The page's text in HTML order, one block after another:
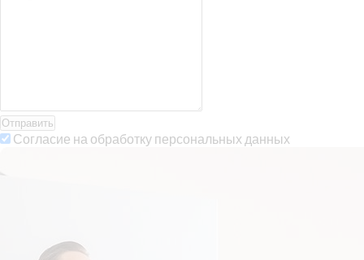
Отправить
Согласие на обработку персональных данных